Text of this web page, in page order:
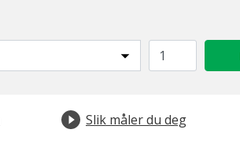
Slik måler du deg